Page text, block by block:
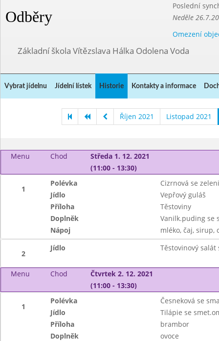
Odběry
Poslední
Neděle
Omezení
Základní škola Vítězslava Hálka Odolena Voda
Vybrat jídelnu Jídelní lístek Historie Kontakty a informace
Říjen 2021 Listopad 2021
Menu Chod
Středa 1. 12. 2021
(11:00 - 13:30)
1
Polévka
Cizrnová se
Jídlo
Vepřový guláš
Příloha
Těstoviny
Doplněk
Vanilk.puding se
Nápoj
mléko, čaj, sirup,
2
Jídlo Těstovinový salát
Menu Chod
Čtvrtek 2. 12. 2021
(11:00 - 13:30)
1
Polévka
Česneková se
Jídlo
Tilápie se
Příloha
brambor
Doplněk
ovoce